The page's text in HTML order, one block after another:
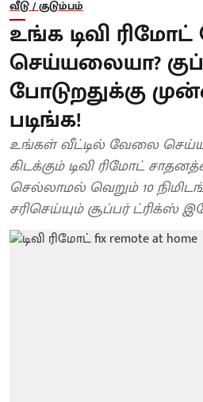
வீடு / குடும்பம்
உங்க டிவி
செய்யலையா?
போடுறதுக்கு
படிங்க!
உங்கள் வீட்டில் வேலை
கிடக்கும் டிவி ரிமோட்
செல்லாமல் வெறும் 10
சரிசெய்யும் சூப்பர் ட்ரிக்ஸ்